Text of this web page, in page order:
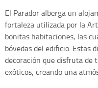
El Parador alberga un
fortaleza utilizada por la
bonitas habitaciones, las
bóvedas del edificio. Estas
decoración que disfruta de
exóticos, creando una